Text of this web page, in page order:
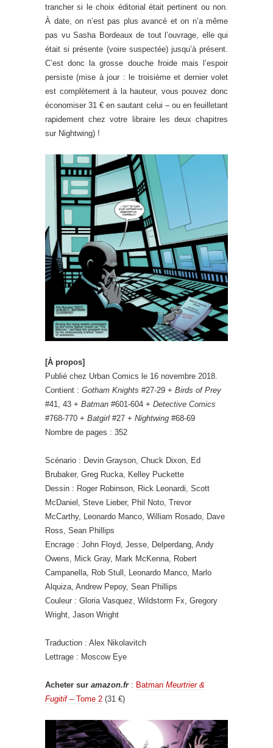
trancher si le choix éditorial était pertinent ou non.
À date, on n’est pas plus avancé et on n’a même
pas vu Sasha Bordeaux de tout l’ouvrage, elle qui
était si présente (voire suspectée) jusqu’à présent.
C’est donc la grosse douche froide mais l’espoir
persiste (mise à jour : le troisième et dernier volet
est complètement à la hauteur, vous pouvez donc
économiser 31 € en sautant celui – ou en feuilletant
rapidement chez votre libraire les deux chapitres
sur Nightwing) !
[À propos]
Publié chez Urban Comics le 16 novembre 2018.
Contient : Gotham Knights #27-29 + Birds of Prey
#41, 43 + Batman #601-604 + Detective Comics
#768-770 + Batgirl #27 + Nightwing #68-69
Nombre de pages : 352
Scénario : Devin Grayson, Chuck Dixon, Ed
Brubaker, Greg Rucka, Kelley Puckette
Dessin : Roger Robinson, Rick Leonardi, Scott
McDaniel, Steve Lieber, Phil Noto, Trevor
McCarthy, Leonardo Manco, William Rosado, Dave
Ross, Sean Phillips
Encrage : John Floyd, Jesse, Delperdang, Andy
Owens, Mick Gray, Mark McKenna, Robert
Campanella, Rob Stull, Leonardo Manco, Marlo
Alquiza, Andrew Pepoy, Sean Phillips
Couleur : Gloria Vasquez, Wildstorm Fx, Gregory
Wright, Jason Wright
Traduction : Alex Nikolavitch
Lettrage : Moscow Eye
Acheter sur amazon.fr: Batman Meurtrier &
Fugitif– Tome 2 (31 €)